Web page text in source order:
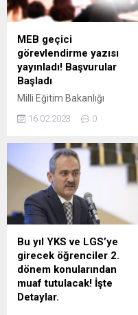
Koruma Yazılı Sınavı” için
görev talepleri başladı. İlgili
sınavda yedek gözetmen,
gözetmen ya da salon
başkanı olarak görev almak
isteyen...
MEB geçici
görevlendirme yazısı
yayınladı! Başvurular
Başladı
Milli Eğitim Bakanlığı
Müdürlüğü15.02.2023 tarih
“Geçici Görevlendirme
İşlemleri” konulu yazı
yayımladı.Olağanüstü hal
kapsamında 15/2/2023
tarihli ve 122 sayılı
Olağanüstü Hal Kapsamında
Kamu Personeline İlişkin
Alınan Tedbirlere Dair
Cumhurbaşkanlığı
Kararnamesinin 2 nci
maddesinin birinci
fıkrasında; “Kamu kurum ve
16.02.2023 0
Bu yıl YKS ve LGS’ye
girecek öğrenciler 2.
dönem konularından
muaf tutulacak! İşte
Detaylar.